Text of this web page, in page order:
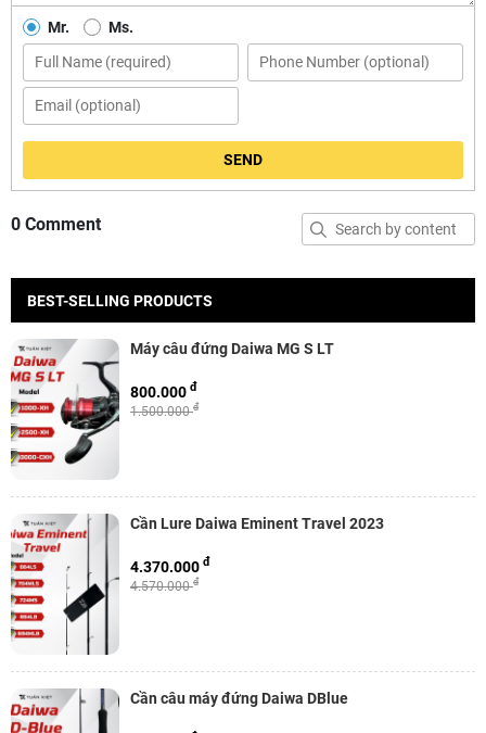
Mr. Ms.
SEND
0 Comment
BEST-SELLING PRODUCTS
Máy câu đứng Daiwa MG S LT
1.500.000đ
800.000 đ
Cần Lure Daiwa Eminent Travel 2023
4.570.000đ
4.370.000 đ
Cần câu máy đứng Daiwa DBlue